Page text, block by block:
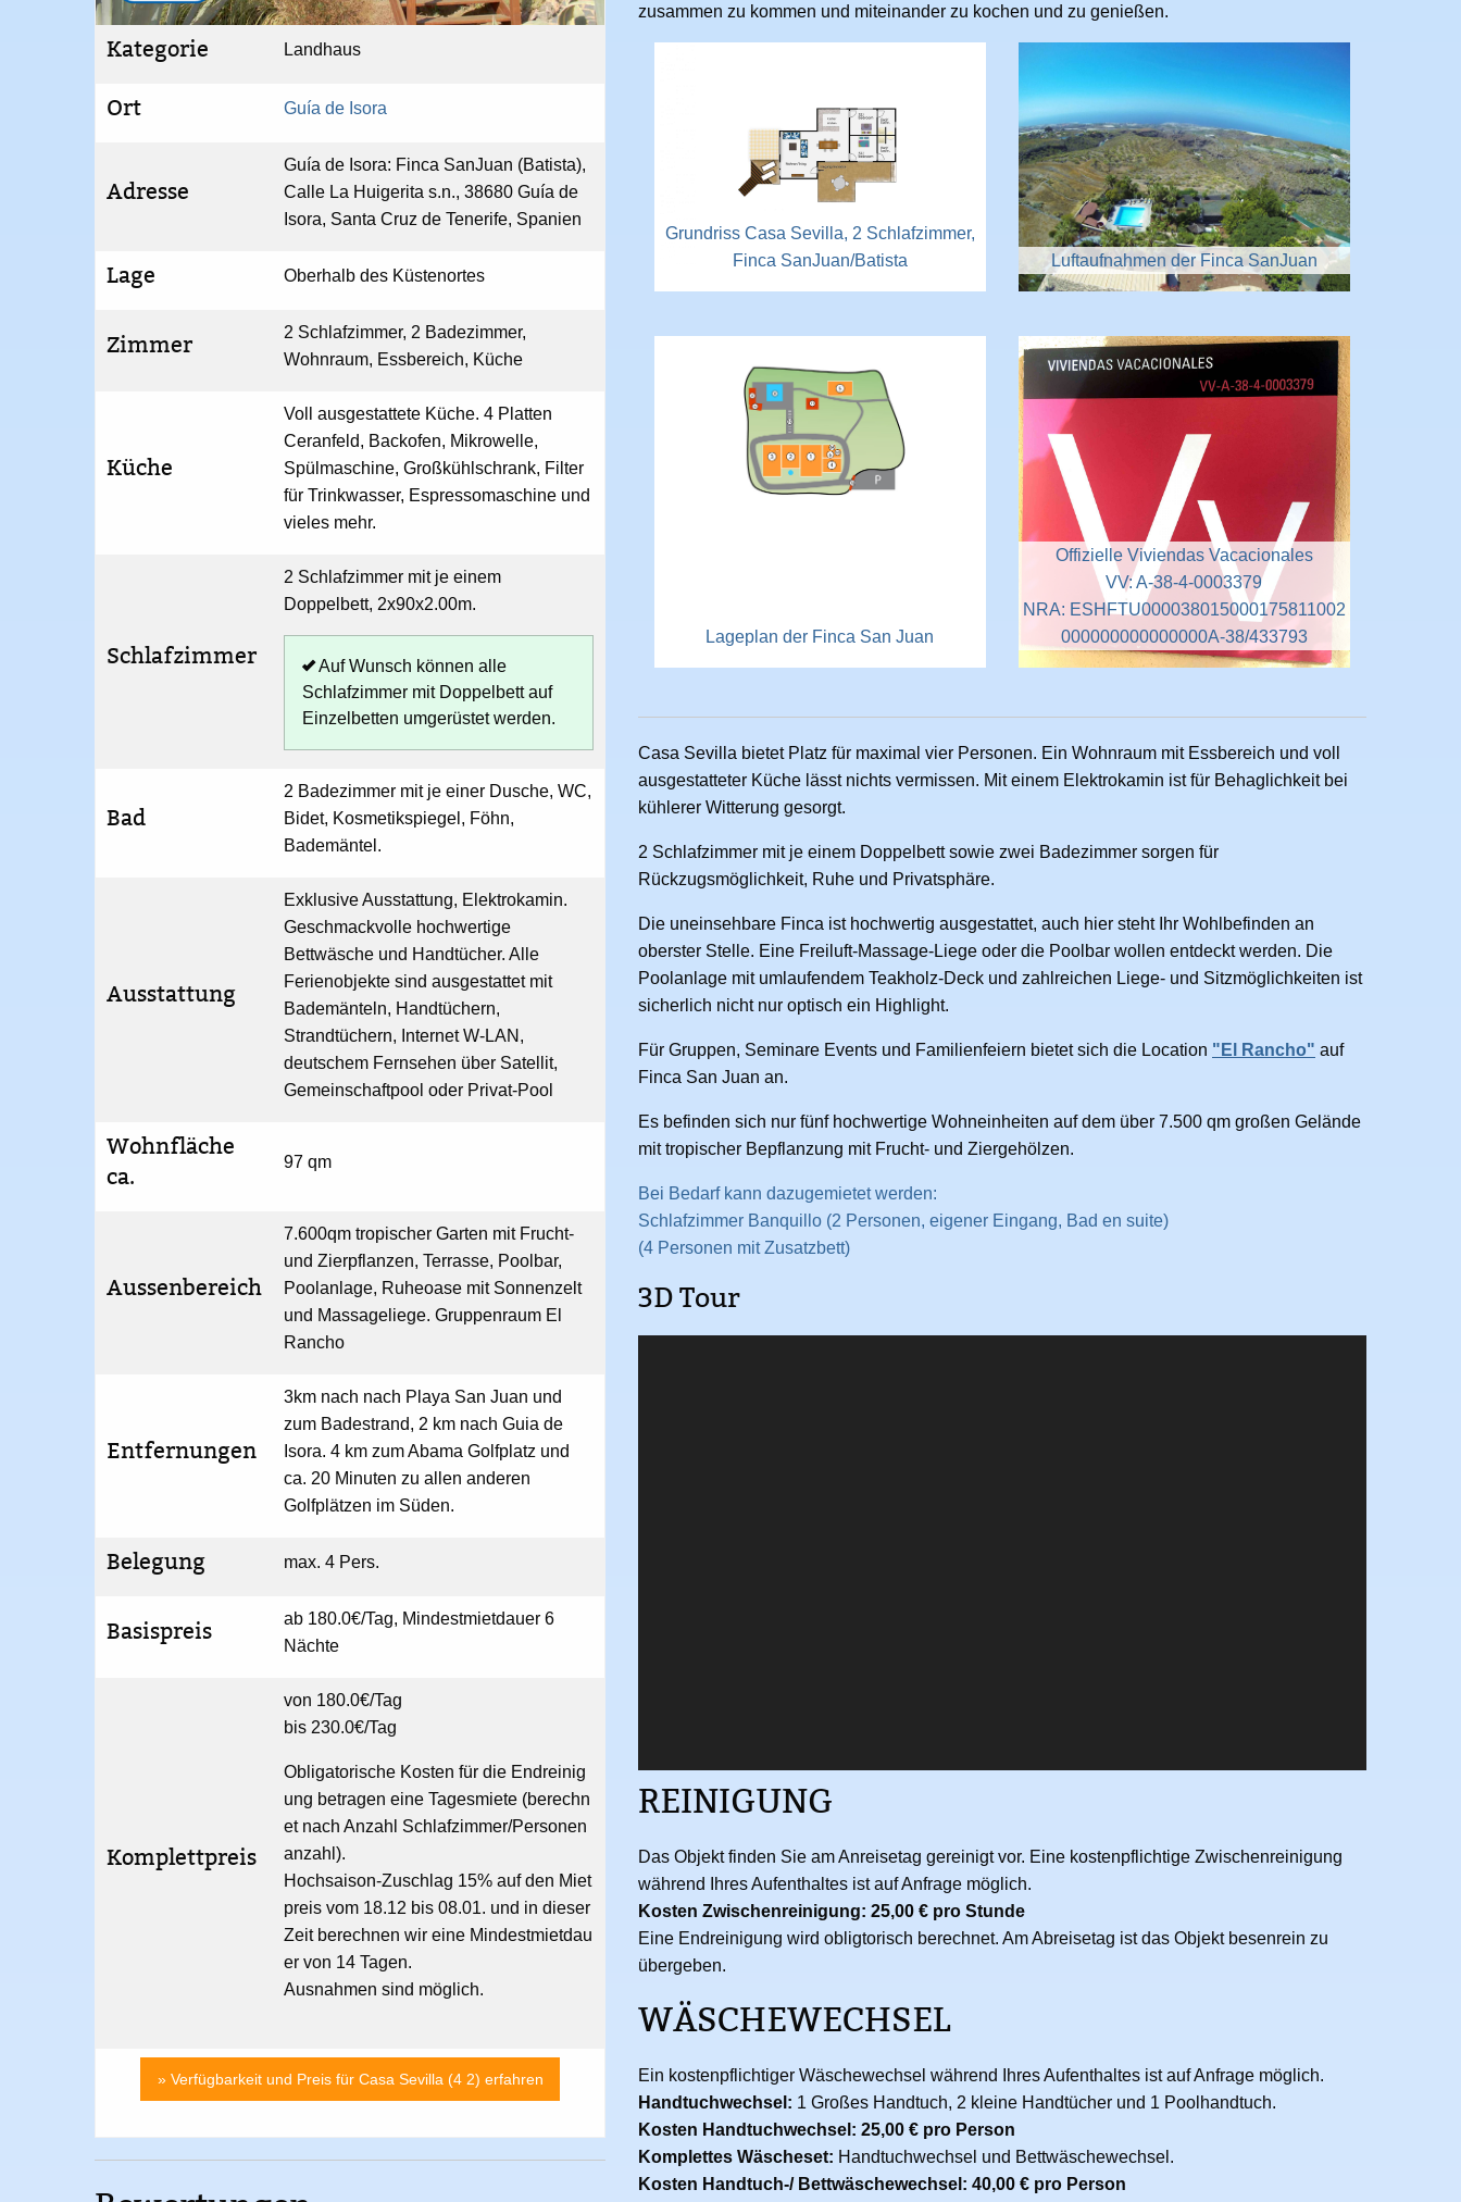
Kategorie Landhaus
Ort Guía de Isora
Adresse
Guía de Isora: Finca SanJuan (Batista),
Calle La Huigerita s.n., 38680 Guía de
Isora, Santa Cruz de Tenerife, Spanien
Lage Oberhalb des Küstenortes
Zimmer
2 Schlafzimmer, 2 Badezimmer,
Wohnraum, Essbereich, Küche
Küche
Voll ausgestattete Küche. 4 Platten
Ceranfeld, Backofen, Mikrowelle,
Spülmaschine, Großkühlschrank, Filter
für Trinkwasser, Espressomaschine und
vieles mehr.
Schlafzimmer
2 Schlafzimmer mit je einem
Doppelbett, 2x90x2.00m.
Auf Wunsch können alle
Schlafzimmer mit Doppelbett auf
Einzelbetten umgerüstet werden.
Bad
2 Badezimmer mit je einer Dusche, WC,
Bidet, Kosmetikspiegel, Föhn,
Bademäntel.
Ausstattung
Exklusive Ausstattung, Elektrokamin.
Geschmackvolle hochwertige
Bettwäsche und Handtücher. Alle
Ferienobjekte sind ausgestattet mit
Bademänteln, Handtüchern,
Strandtüchern, Internet W-LAN,
deutschem Fernsehen über Satellit,
Gemeinschaftpool oder Privat-Pool
Wohnfläche
ca.
97 qm
Aussenbereich
7.600qm tropischer Garten mit Frucht-
und Zierpflanzen, Terrasse, Poolbar,
Poolanlage, Ruheoase mit Sonnenzelt
und Massageliege. Gruppenraum El
Rancho
Entfernungen
3km nach nach Playa San Juan und
zum Badestrand, 2 km nach Guia de
Isora. 4 km zum Abama Golfplatz und
ca. 20 Minuten zu allen anderen
Golfplätzen im Süden.
Belegung max. 4 Pers.
Basispreis
ab 180.0€/Tag, Mindestmietdauer 6
Nächte
Komplettpreis
von 180.0€/Tag
bis 230.0€/Tag
Obligatorische Kosten für die Endreinig
ung betragen eine Tagesmiete (berechn
et nach Anzahl Schlafzimmer/Personen
anzahl).
Hochsaison-Zuschlag 15% auf den Miet
preis vom 18.12 bis 08.01. und in dieser
Zeit berechnen wir eine Mindestmietdau
er von 14 Tagen.
Ausnahmen sind möglich.
» Verfügbarkeit und Preis für Casa Sevilla (4 2) erfahren
zusammen zu kommen und miteinander zu kochen und zu genießen.
Grundriss Casa Sevilla, 2 Schlafzimmer,
Finca SanJuan/Batista
Luftaufnahmen der Finca SanJuan
Lageplan der Finca San Juan
Offizielle Viviendas Vacacionales
VV: A-38-4-0003379
NRA: ESHFTU000038015000175811002
000000000000000A-38/433793
Casa Sevilla bietet Platz für maximal vier Personen. Ein Wohnraum mit Essbereich und voll
ausgestatteter Küche lässt nichts vermissen. Mit einem Elektrokamin ist für Behaglichkeit bei
kühlerer Witterung gesorgt.
2 Schlafzimmer mit je einem Doppelbett sowie zwei Badezimmer sorgen für
Rückzugsmöglichkeit, Ruhe und Privatsphäre.
Die uneinsehbare Finca ist hochwertig ausgestattet, auch hier steht Ihr Wohlbefinden an
oberster Stelle. Eine Freiluft-Massage-Liege oder die Poolbar wollen entdeckt werden. Die
Poolanlage mit umlaufendem Teakholz-Deck und zahlreichen Liege- und Sitzmöglichkeiten ist
sicherlich nicht nur optisch ein Highlight.
Für Gruppen, Seminare Events und Familienfeiern bietet sich die Location "El Rancho" auf
Finca San Juan an.
Es befinden sich nur fünf hochwertige Wohneinheiten auf dem über 7.500 qm großen Gelände
mit tropischer Bepflanzung mit Frucht- und Ziergehölzen.
Bei Bedarf kann dazugemietet werden:
Schlafzimmer Banquillo (2 Personen, eigener Eingang, Bad en suite)
(4 Personen mit Zusatzbett)
3D Tour
REINIGUNG
Das Objekt finden Sie am Anreisetag gereinigt vor. Eine kostenpflichtige Zwischenreinigung
während Ihres Aufenthaltes ist auf Anfrage möglich.
Kosten Zwischenreinigung: 25,00 € pro Stunde
Eine Endreinigung wird obligtorisch berechnet. Am Abreisetag ist das Objekt besenrein zu
übergeben.
WÄSCHEWECHSEL
Ein kostenpflichtiger Wäschewechsel während Ihres Aufenthaltes ist auf Anfrage möglich.
Handtuchwechsel: 1 Großes Handtuch, 2 kleine Handtücher und 1 Poolhandtuch.
Kosten Handtuchwechsel: 25,00 € pro Person
Komplettes Wäscheset: Handtuchwechsel und Bettwäschewechsel.
Kosten Handtuch-/ Bettwäschewechsel: 40,00 € pro Person